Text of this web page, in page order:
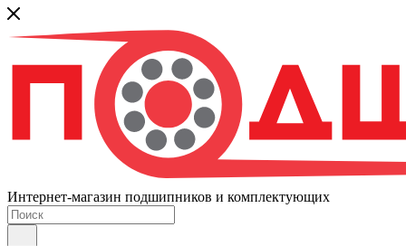
Интернет-магазин подшипников и комплектующих